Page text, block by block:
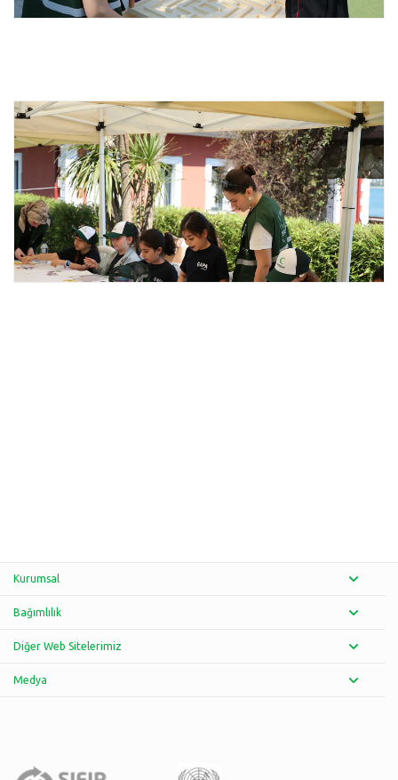
Kurumsal
Bağımlılık
Diğer Web Sitelerimiz
Medya